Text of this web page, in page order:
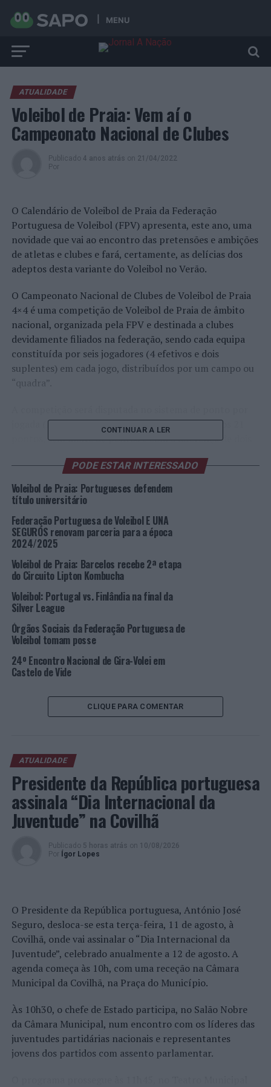
MENU
ATUALIDADE
Voleibol de Praia: Vem aí o
Campeonato Nacional de Clubes
Publicado 4 anos atrás on 21/04/2022
Por
O Calendário de Voleibol de Praia da Federação
Portuguesa de Voleibol (FPV) apresenta, este ano, uma
novidade que vai ao encontro das pretensões e ambições
de atletas e clubes e fará, certamente, as delícias dos
adeptos desta variante do Voleibol no Verão.
O Campeonato Nacional de Clubes de Voleibol de Praia
4×4 é uma competição de Voleibol de Praia de âmbito
nacional, organizada pela FPV e destinada a clubes
devidamente filiados na federação, sendo cada equipa
constituída por seis jogadores (4 efetivos e dois
suplentes) em cada jogo, distribuídos por um campo ou
“quadra”.
rally-point), à melhor de cincosetsaté aos 21
pontos, sem limite de pontos e com a diferença de dois
será atribuído um montante global de prémios (
clubes: 1º classificado (4.000 euros); 2º classificado
(2.500); 3º classificado (2.000); 4º classificado (1.500); 5º
O sorteio do Campeonato Nacional de Clubes de
Voleibol de Praia realiza-se amanhã (online
18h00, e envolve as seguintes equipas:
Masculinos
AA S. Mamede
Leixões SC
Vitória SC
VC Viana
Femininos
SC Espinho
Vitória SC
VC Viana
Nada ilustra melhor a estreita ligação entre o desporto e
o espetáculo do que o Voleibol de Praia, uma variante do
Voleibol que consegue conciliar as emoções próprias da
competição com o divertimento e a beleza plástica
CONTINUAR A LER
PODE ESTAR INTERESSADO
Voleibol de Praia: Portugueses defendem
título universitário
Federação Portuguesa de Voleibol E UNA
SEGUROS renovam parceria para a época
2024/2025
Voleibol de Praia: Barcelos recebe 2ª etapa
do Circuito Lipton Kombucha
Voleibol: Portugal vs. Finlândia na final da
Silver League
Órgãos Sociais da Federação Portuguesa de
Voleibol tomam posse
24º Encontro Nacional de Gira-Volei em
Castelo de Vide
CLIQUE PARA COMENTAR
ATUALIDADE
Presidente da República portuguesa
assinala “Dia Internacional da
Juventude” na Covilhã
Publicado 5 horas atrás on 10/08/2026
Por
Ígor Lopes
O Presidente da República portuguesa, António José
Seguro, desloca-se esta terça-feira, 11 de agosto, à
Covilhã, onde vai assinalar o “Dia Internacional da
Juventude”, celebrado anualmente a 12 de agosto. A
agenda começa às 10h, com uma receção na Câmara
Municipal da Covilhã, na Praça do Município.
Às 10h30, o chefe de Estado participa, no Salão Nobre
da Câmara Municipal, num encontro com os líderes das
juventudes partidárias nacionais e representantes
jovens dos partidos com assento parlamentar.